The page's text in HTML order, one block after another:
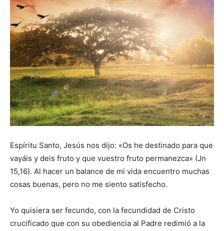
Espíritu Santo, Jesús nos dijo: «Os he destinado para que
vayáis y deis fruto y que vuestro fruto permanezca» (Jn
15,16). Al hacer un balance de mi vida encuentro muchas
cosas buenas, pero no me siento satisfecho.
Yo quisiera ser fecundo, con la fecundidad de Cristo
crucificado que con su obediencia al Padre redimió a la